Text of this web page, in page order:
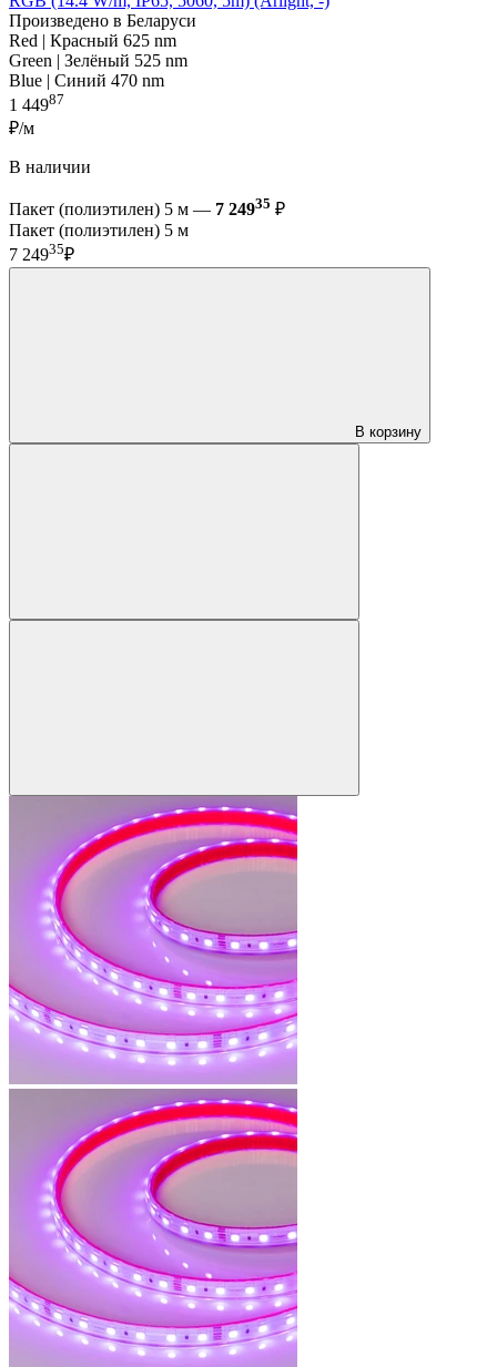
Произведено в Беларуси
Red | Красный 625 nm
Green | Зелёный 525 nm
Blue | Синий 470 nm
1 44987
₽/м
В наличии
Пакет (полиэтилен) 5 м — 7 24935 ₽
Пакет (полиэтилен) 5 м
7 24935₽
В корзину